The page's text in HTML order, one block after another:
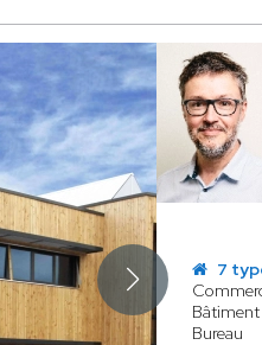
7
Bureau